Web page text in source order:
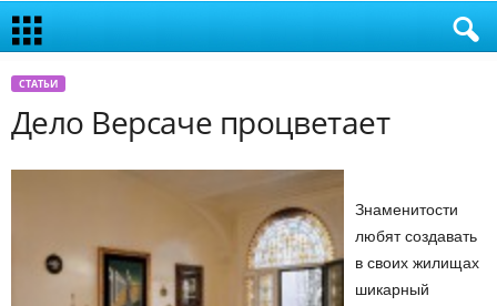
СТАТЬИ
Дело Версаче процветает
Знаменитости
любят создавать
в своих жилищах
шикарный